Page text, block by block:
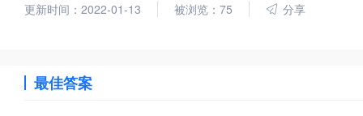
更新时间：2022-01-13 被浏览：75 分享
最佳答案